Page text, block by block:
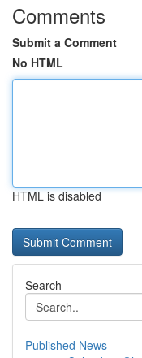
Comments
Submit a Comment
No HTML
HTML is disabled
Search
Published News